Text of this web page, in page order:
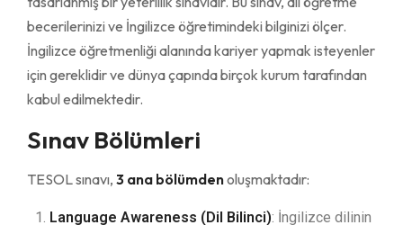
becerilerinizi ve İngilizce öğretimindeki bilginizi ölçer.
İngilizce öğretmenliği alanında kariyer yapmak isteyenler
için gereklidir ve dünya çapında birçok kurum tarafından
kabul edilmektedir.
Sınav Bölümleri
TESOL sınavı, 3 ana bölümdenoluşmaktadır:
Language Awareness (Dil Bilinci): İngilizce dilinin